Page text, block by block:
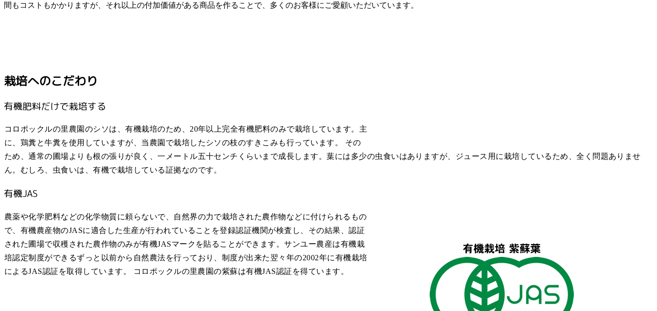
間もコストもかかりますが、それ以上の付加価値がある商品を作ることで、多くのお客様にご愛顧いただいています。
栽培へのこだわり
有機肥料だけで栽培する
コロポックルの里農園のシソは、有機栽培のため、20年以上完全有機肥料のみで栽培しています。主
に、鶏糞と牛糞を使用していますが、当農園で栽培したシソの枝のすきこみも行っています。 その
ため、通常の圃場よりも根の張りが良く、一メートル五十センチくらいまで成長します。葉には多少の虫食いはありますが、ジュース用に栽培しているため、全く問題ありませ
ん。むしろ、虫食いは、有機で栽培している証拠なのです。
有機JAS
農薬や化学肥料などの化学物質に頼らないで、自然界の力で栽培された農作物などに付けられるもの
で、有機農産物のJASに適合した生産が行われていることを登録認証機関が検査し、その結果、認証
された圃場で収穫された農作物のみが有機JASマークを貼ることができます。サンユー農産は有機栽
培認定制度ができるずっと以前から自然農法を行っており、制度が出来た翌々年の2002年に有機栽培
によるJAS認証を取得しています。 コロポックルの里農園の紫蘇は有機JAS認証を得ています。